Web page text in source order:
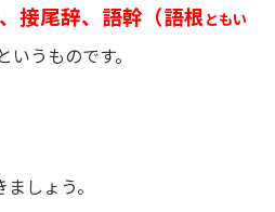
接尾辞、語幹（語根 ともい
いうものです。
しょう。